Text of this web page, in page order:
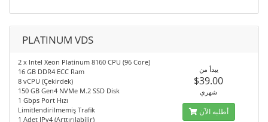
PLATINUM VDS
2 x Intel Xeon Platinum 8160 CPU (96 Core)
16 GB DDR4 ECC Ram
8 vCPU (Çekirdek)
150 GB Gen4 NVMe M.2 SSD Disk
1 Gbps Port Hızı
Limitlendirilmemiş Trafik
1 Adet IPv4 (Arttırılabilir)
يبدأ من
$39.00
شهري
أطلبه الآن